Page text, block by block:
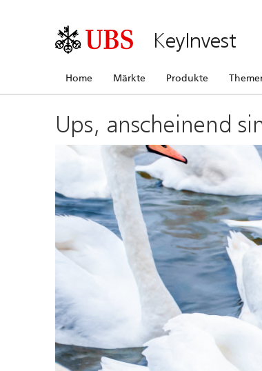
KeyInvest
Home Märkte Produkte
Ups, anscheinend